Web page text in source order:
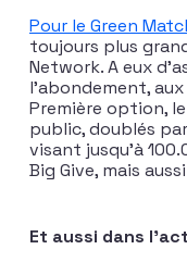
Pour le Green
toujours plus
Network. A eux
l’abondement,
Première option,
public, doublés
visant jusqu’à
Big Give, mais
Et aussi dans